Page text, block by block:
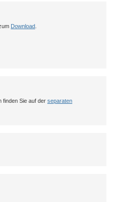
Download
finden Sie auf der separaten